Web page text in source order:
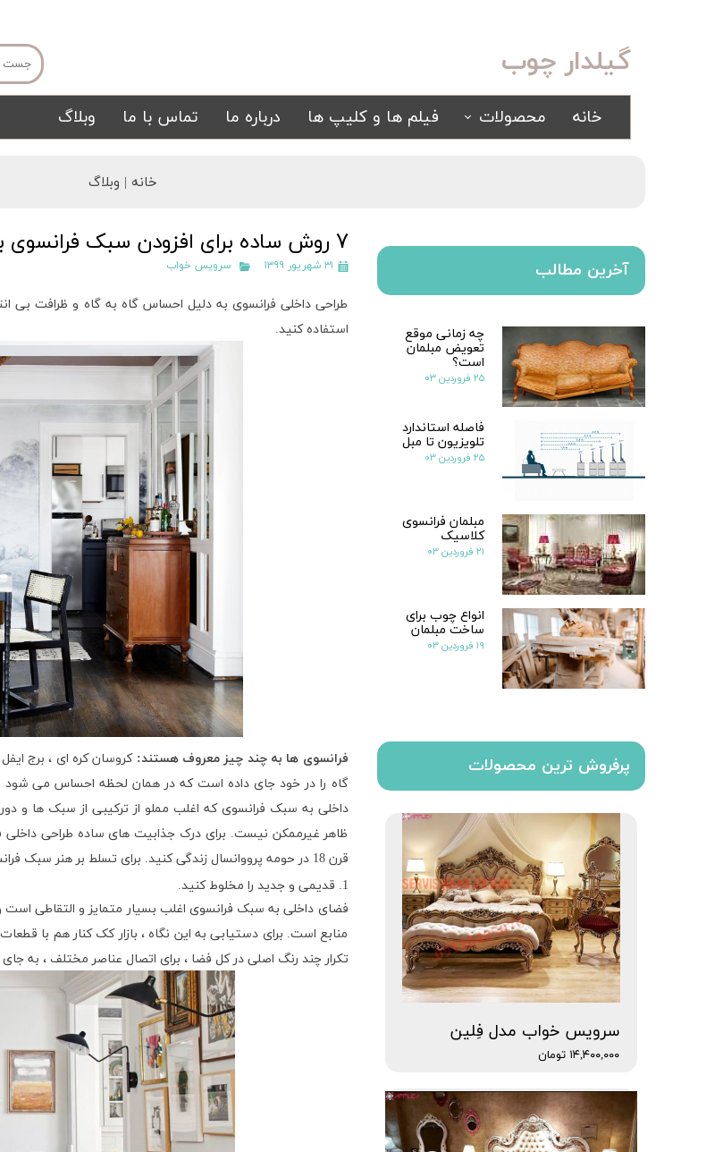
گیلدار چوب
خانه
محصولات
سرویس خواب آینه ای
سرویس خواب سفید
سیسمونی کمد و بوفه تابلو
فیلم ها و کلیپ ها درباره ما تماس با ما وبلاگ
خانه | وبلاگ
7 روش ساده برای افزودن سبک فرانسوی به خانه شما
۳۱ شهریور ۱۳۹۹ سرویس خواب
طراحی داخلی فرانسوی به دلیل احساس گاه به گاه و ظرافت بی
استفاده کنید.
فرانسوی ها به چند چیز معروف هستند: کروسان کره ای ، برج
گاه را در خود جای داده است که در همان لحظه احساس می
داخلی به سبک فرانسوی که اغلب مملو از ترکیبی از سبک ها و
ظاهر غیرممکن نیست. برای درک جذابیت های ساده طراحی داخلی
قرن 18 در حومه پرووانسال زندگی کنید. برای تسلط بر هنر سبک فرانسوی در خانه خود از این قوانین طراحی پیروی کنید.
1. قدیمی و جدید را مخلوط کنید.
فضای داخلی به سبک فرانسوی اغلب بسیار متمایز و التقاطی
منابع است. برای دستیابی به این نگاه ، بازار کک کنار هم با
تکرار چند رنگ اصلی در کل فضا ، برای اتصال عناصر مختلف ، به
سرویس خواب مدل فِلین
۱۴,۴۰۰,۰۰۰ تومان
پرفروش ترین محصولات
آخرین مطالب
چه زمانی موقع
تعویض مبلمان
است؟
۲۵ فروردین ۰۳
فاصله استاندارد
تلویزیون تا مبل
۲۵ فروردین ۰۳
مبلمان فرانسوی
کلاسیک
۲۱ فروردین ۰۳
انواع چوب برای
ساخت مبلمان
۱۹ فروردین ۰۳